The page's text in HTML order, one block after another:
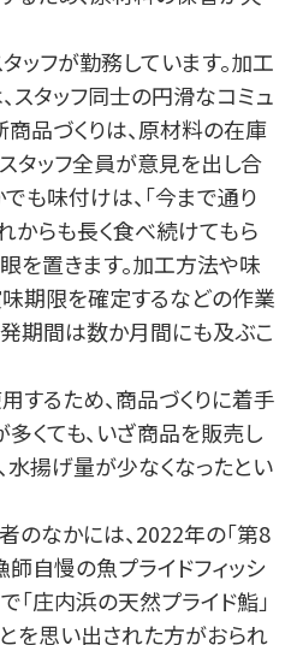
ッフが勤務しています。加工
スタッフ同士の円滑なコミュ
商品づくりは、原材料の在庫
タッフ全員が意見を出し合
も味付けは、「今まで通り
からも長く食べ続けてもら
を置きます。加工方法や味
期限を確定するなどの作業
期間は数か月間にも及ぶこ
するため、商品づくりに着手
くても、いざ商品を販売し
水揚げ量が少なくなったとい
のなかには、2022年の「第8
師自慢の魚プライドフィッシ
「庄内浜の天然プライド鮨」
を思い出された方がおられ